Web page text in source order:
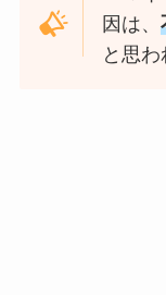
因は、
と思わ